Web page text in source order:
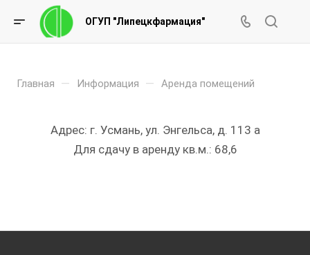
ОГУП "Липецкфармация"
Главная — Информация — Аренда помещений
Адрес: г. Усмань, ул. Энгельса, д. 113 а
Для сдачу в аренду кв.м.: 68,6